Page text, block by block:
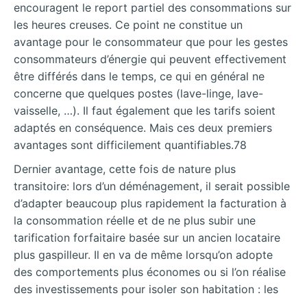
encouragent le report partiel des consommations sur
les heures creuses. Ce point ne constitue un
avantage pour le consommateur que pour les gestes
consommateurs d’énergie qui peuvent effectivement
être différés dans le temps, ce qui en général ne
concerne que quelques postes (lave-linge, lave-
vaisselle, …). Il faut également que les tarifs soient
adaptés en conséquence. Mais ces deux premiers
avantages sont difficilement quantifiables.78
Dernier avantage, cette fois de nature plus
transitoire: lors d’un déménagement, il serait possible
d’adapter beaucoup plus rapidement la facturation à
la consommation réelle et de ne plus subir une
tarification forfaitaire basée sur un ancien locataire
plus gaspilleur. Il en va de même lorsqu’on adopte
des comportements plus économes ou si l’on réalise
des investissements pour isoler son habitation : les